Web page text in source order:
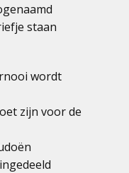
staan
wordt
zijn voor de